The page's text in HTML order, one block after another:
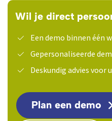
Wil je direct
Een demo binnen één
Gepersonaliseerde
Deskundig advies voor
Plan een demo